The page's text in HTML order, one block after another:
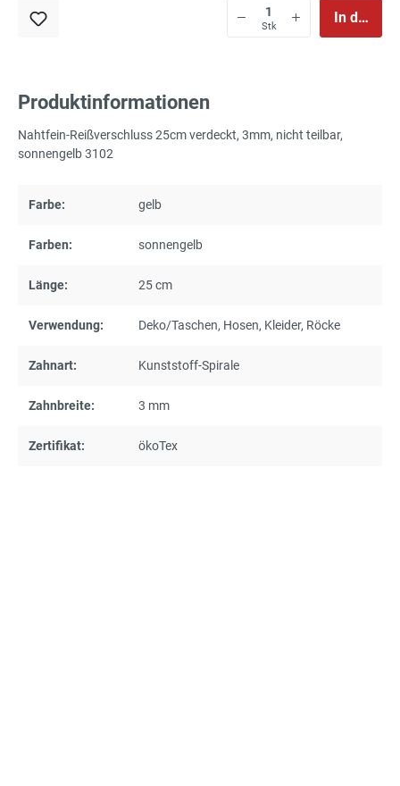
Stk
In den
Produktinformationen
Nahtfein-Reißverschluss 25cm verdeckt, 3mm, nicht teilbar,
sonnengelb 3102
Farbe: gelb
Farben: sonnengelb
Länge: 25 cm
Verwendung: Deko/Taschen, Hosen, Kleider, Röcke
Zahnart: Kunststoff-Spirale
Zahnbreite: 3 mm
Zertifikat: ökoTex